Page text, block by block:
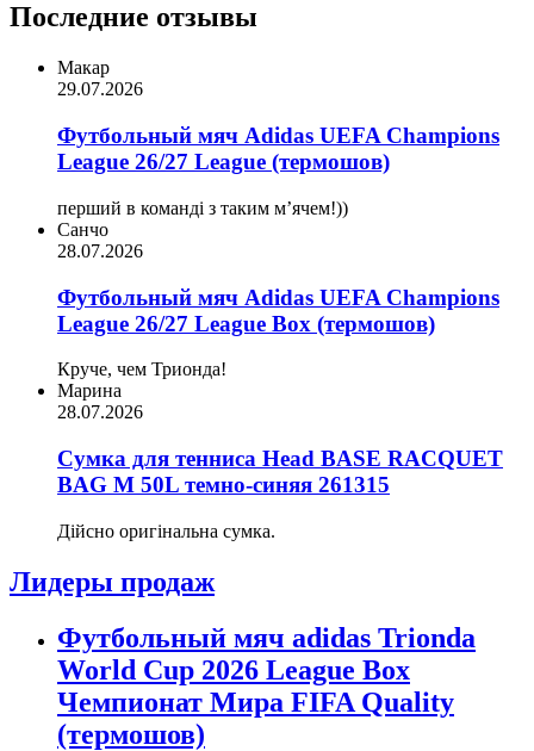
Последние отзывы
Макар
29.07.2026
Футбольный мяч Adidas UEFA Champions
League 26/27 League (термошов)
перший в команді з таким мʼячем!))
Санчо
28.07.2026
Футбольный мяч Adidas UEFA Champions
League 26/27 League Box (термошов)
Круче, чем Трионда!
Марина
28.07.2026
Сумка для тенниса Head BASE RACQUET
BAG M 50L темно-синяя 261315
Дійсно оригінальна сумка.
Лидеры продаж
Футбольный мяч adidas Trionda
World Cup 2026 League Box
Чемпионат Мира FIFA Quality
(термошов)